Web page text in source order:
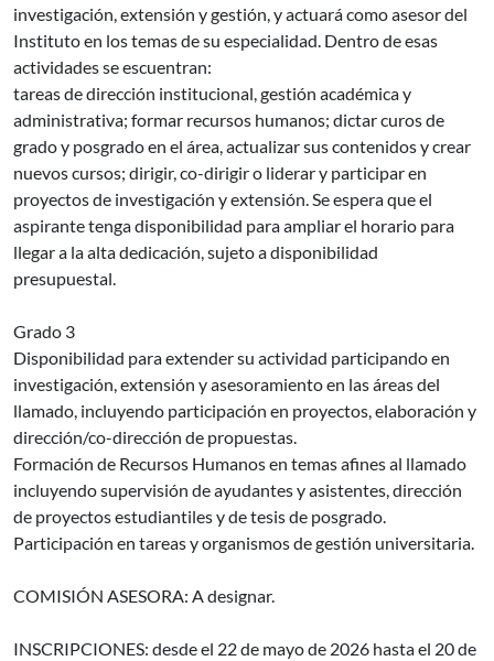
investigación, extensión y gestión, y actuará como asesor del
Instituto en los temas de su especialidad. Dentro de esas
actividades se escuentran:
tareas de dirección institucional, gestión académica y
administrativa; formar recursos humanos; dictar curos de
grado y posgrado en el área, actualizar sus contenidos y crear
nuevos cursos; dirigir, co-dirigir o liderar y participar en
proyectos de investigación y extensión. Se espera que el
aspirante tenga disponibilidad para ampliar el horario para
llegar a la alta dedicación, sujeto a disponibilidad
presupuestal.
Grado 3
Disponibilidad para extender su actividad participando en
investigación, extensión y asesoramiento en las áreas del
llamado, incluyendo participación en proyectos, elaboración y
dirección/co-dirección de propuestas.
Formación de Recursos Humanos en temas afines al llamado
incluyendo supervisión de ayudantes y asistentes, dirección
de proyectos estudiantiles y de tesis de posgrado.
Participación en tareas y organismos de gestión universitaria.
COMISIÓN ASESORA: A designar.
INSCRIPCIONES: desde el 22 de mayo de 2026 hasta el 20 de